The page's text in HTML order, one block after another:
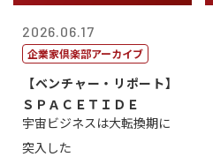
2026.06.17
企業家倶楽部アーカイブ
【ベンチャー・リポート】
ＳＰＡＣＥＴＩＤＥ
宇宙ビジネスは大転換期に
突入した